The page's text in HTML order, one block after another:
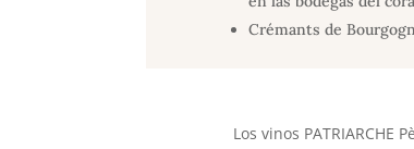
Crémants de
Los vinos